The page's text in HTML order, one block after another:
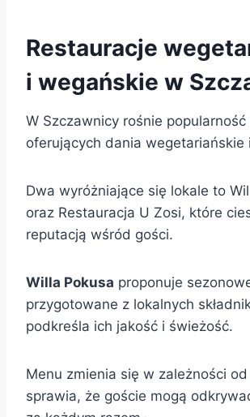
Restauracje
i wegańskie w
W Szczawnicy rośnie
oferujących dania wegetariańskie
Dwa wyróżniające się lokale to
oraz Restauracja U Zosi, które
reputacją wśród gości.
Willa Pokusa proponuje
przygotowane z lokalnych
podkreśla ich jakość i świeżość.
Menu zmienia się w zależności
sprawia, że goście mogą